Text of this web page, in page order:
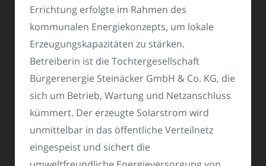
Errichtung erfolgte im Rahmen des
kommunalen Energiekonzepts, um lokale
Erzeugungskapazitäten zu stärken.
Betreiberin ist die Tochtergesellschaft
Bürgerenergie Steinäcker GmbH & Co. KG, die
sich um Betrieb, Wartung und Netzanschluss
kümmert. Der erzeugte Solarstrom wird
unmittelbar in das öffentliche Verteilnetz
eingespeist und sichert die